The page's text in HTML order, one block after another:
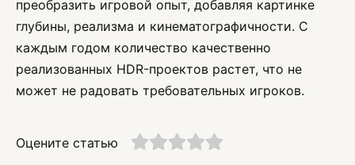
преобразить игровой опыт, добавляя картинке
глубины, реализма и кинематографичности. С
каждым годом количество качественно
реализованных HDR-проектов растет, что не
может не радовать требовательных игроков.
Оцените статью